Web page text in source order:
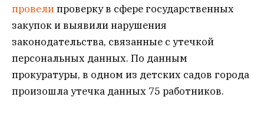
провелипроверку в сфере государственных
закупок и выявили нарушения
законодательства, связанные с утечкой
персональных данных. По данным
прокуратуры, в одном из детских садов города
произошла утечка данных 75 работников.